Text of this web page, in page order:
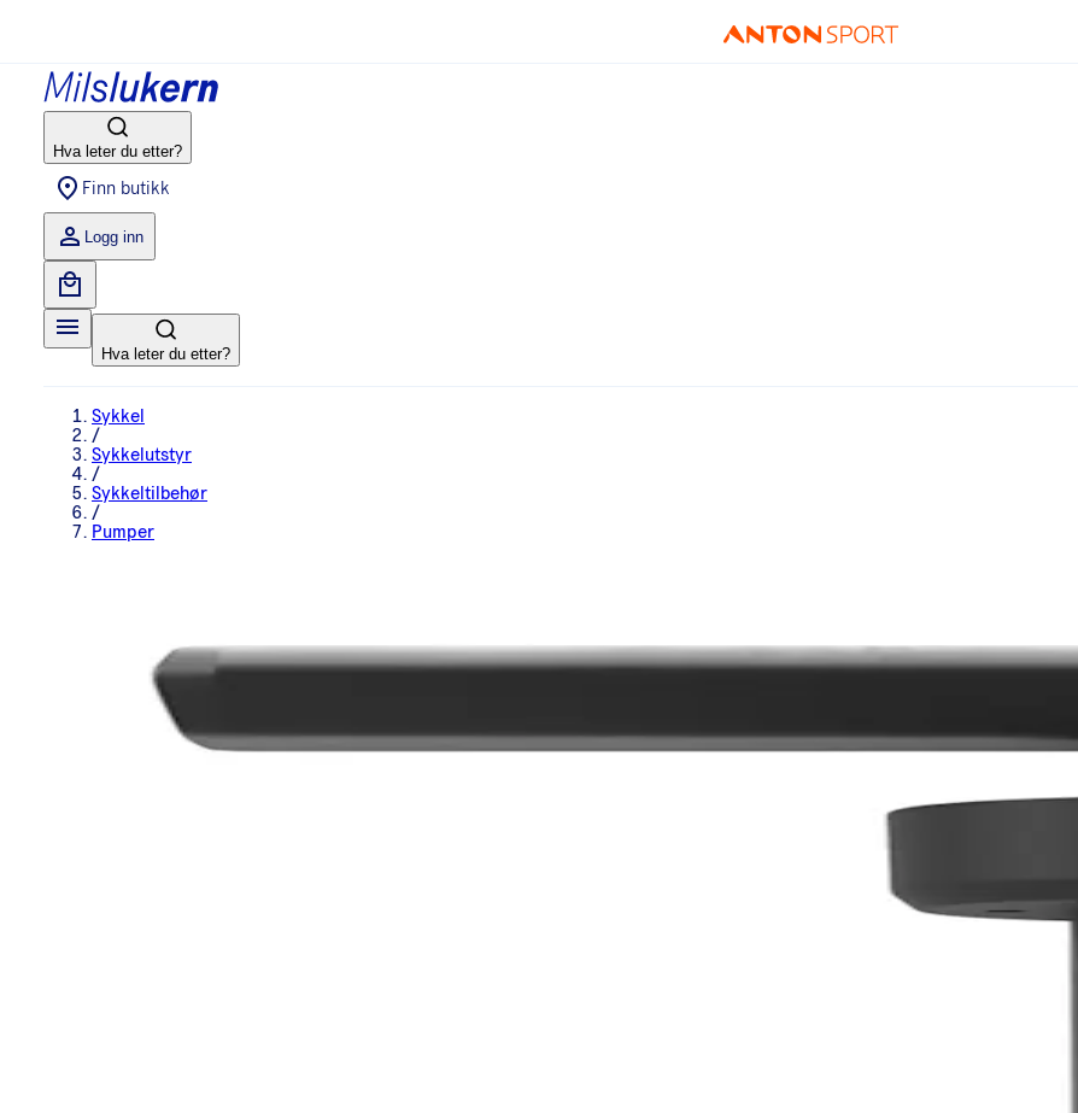
Hva leter du etter?
Finn butikk
Logg inn
Hva leter du etter?
Sykkel
/
Sykkelutstyr
/
Sykkeltilbehør
/
Pumper